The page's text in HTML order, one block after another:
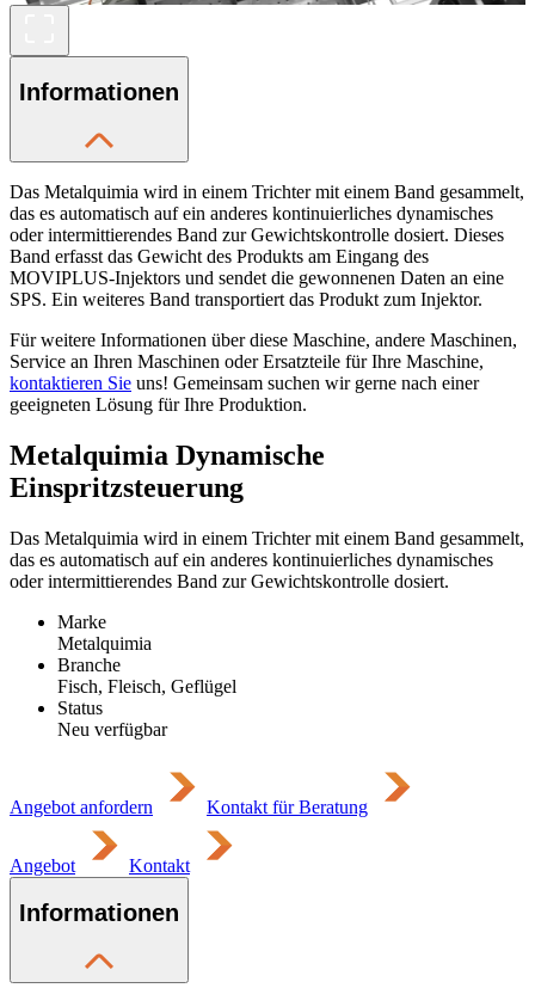
Informationen
Das Metalquimia wird in einem Trichter mit einem Band gesammelt,
das es automatisch auf ein anderes kontinuierliches dynamisches
oder intermittierendes Band zur Gewichtskontrolle dosiert. Dieses
Band erfasst das Gewicht des Produkts am Eingang des
MOVIPLUS-Injektors und sendet die gewonnenen Daten an eine
SPS. Ein weiteres Band transportiert das Produkt zum Injektor.
Für weitere Informationen über diese Maschine, andere Maschinen,
Service an Ihren Maschinen oder Ersatzteile für Ihre Maschine,
kontaktieren Sie uns! Gemeinsam suchen wir gerne nach einer
geeigneten Lösung für Ihre Produktion.
Metalquimia Dynamische
Einspritzsteuerung
Das Metalquimia wird in einem Trichter mit einem Band gesammelt,
das es automatisch auf ein anderes kontinuierliches dynamisches
oder intermittierendes Band zur Gewichtskontrolle dosiert.
Marke
Metalquimia
Branche
Fisch, Fleisch, Geflügel
Status
Neu verfügbar
Angebot anfordern Kontakt für Beratung
Angebot Kontakt
Informationen